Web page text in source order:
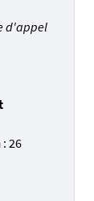
d'appel
: 26